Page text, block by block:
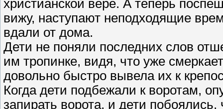
христианской вере. А теперь
вижу, наступают неподходящие
вдали от дома.
Дети не поняли последних слов
им тропинке, видя, что уже
довольно быстро вывела их к
Когда дети подбежали к воротам,
запирать ворота, и дети